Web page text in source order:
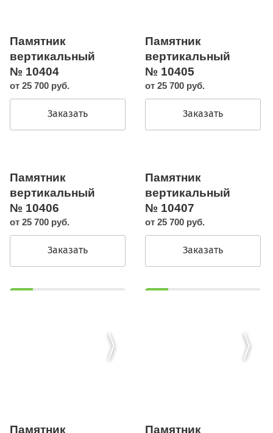
Памятник
вертикальный
№ 10404
от 25 700 руб.
Заказать
Памятник
вертикальный
№ 10405
от 25 700 руб.
Заказать
Памятник
вертикальный
№ 10406
от 25 700 руб.
Заказать
Памятник
вертикальный
№ 10407
от 25 700 руб.
Заказать
Памятник
Памятник